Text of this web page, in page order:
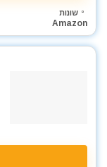
שונות
Amazon